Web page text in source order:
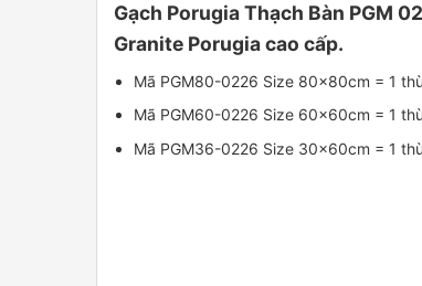
Gạch Porugia Thạch Bàn PGM
Granite Porugia cao cấp.
Mã PGM80-0226 Size 80x80cm = 1
Mã PGM60-0226 Size 60x60cm = 1
Mã PGM36-0226 Size 30x60cm = 1